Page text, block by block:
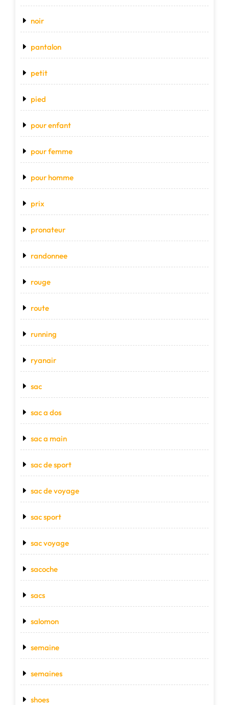
noir
pantalon
petit
pied
pour enfant
pour femme
pour homme
prix
pronateur
randonnee
rouge
route
running
ryanair
sac
sac a dos
sac a main
sac de sport
sac de voyage
sac sport
sac voyage
sacoche
sacs
salomon
semaine
semaines
shoes